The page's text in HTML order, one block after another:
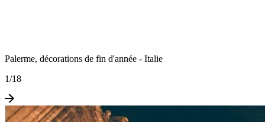
Palerme, décorations de fin d'année - Italie
1/18